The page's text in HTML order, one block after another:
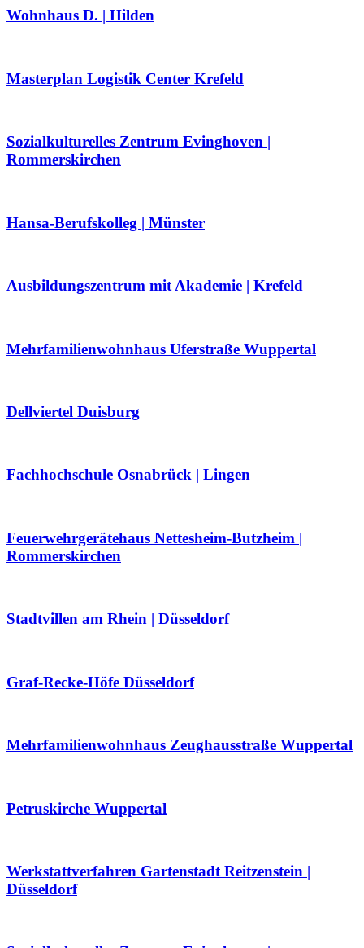
Wohnhaus D. | Hilden
Masterplan Logistik Center Krefeld
Sozialkulturelles Zentrum Evinghoven |
Rommerskirchen
Hansa-Berufskolleg | Münster
Ausbildungszentrum mit Akademie | Krefeld
Mehrfamilienwohnhaus Uferstraße Wuppertal
Dellviertel Duisburg
Fachhochschule Osnabrück | Lingen
Feuerwehrgerätehaus Nettesheim-Butzheim |
Rommerskirchen
Stadtvillen am Rhein | Düsseldorf
Graf-Recke-Höfe Düsseldorf
Mehrfamilienwohnhaus Zeughausstraße Wuppertal
Petruskirche Wuppertal
Werkstattverfahren Gartenstadt Reitzenstein |
Düsseldorf